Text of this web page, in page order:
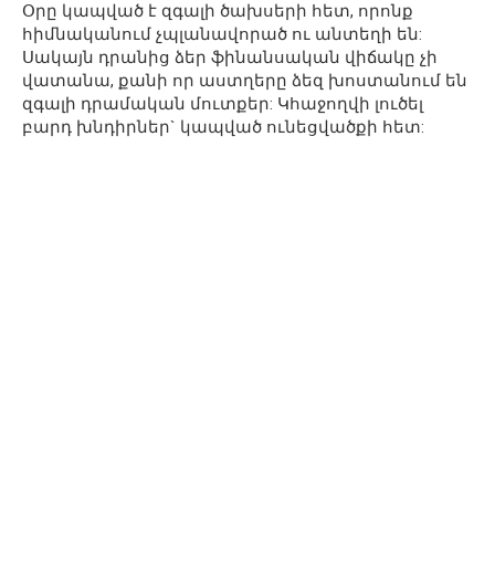
Օրը կապված է զգալի ծախսերի հետ, որոնք
հիմնականում չպլանավորած ու անտեղի են:
Սակայն դրանից ձեր ֆինանսական վիճակը չի
վատանա, քանի որ աստղերը ձեզ խոստանում են
զգալի դրամական մուտքեր: Կհաջողվի լուծել
բարդ խնդիրներ` կապված ունեցվածքի հետ: